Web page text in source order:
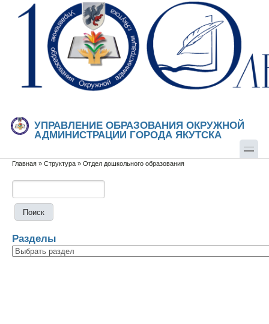
Перейти к основному содержанию
Skip to search
УПРАВЛЕНИЕ ОБРАЗОВАНИЯ ОКРУЖНОЙ
АДМИНИСТРАЦИИ ГОРОДА ЯКУТСКА
Вы здесь
Главная » Структура » Отдел дошкольного образования
Разделы